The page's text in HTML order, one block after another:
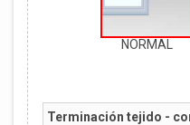
NORMAL
Terminación tejido -